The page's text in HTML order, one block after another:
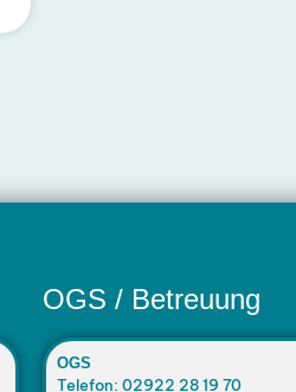
OGS / Betreuung
OGS
Telefon: 02922 28 19 70